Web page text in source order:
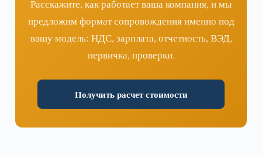
Расскажите, как работает ваша компания, и мы
предложим формат сопровождения именно под
вашу модель: НДС, зарплата, отчетность, ВЭД,
первичка, проверки.
Получить расчет стоимости